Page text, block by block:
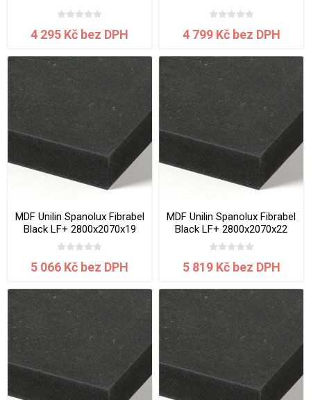
mm
4 295 Kč bez DPH
mm
4 799 Kč bez DPH
MDF Unilin Spanolux Fibrabel
Black LF+ 2800x2070x19
mm
5 066 Kč bez DPH
MDF Unilin Spanolux Fibrabel
Black LF+ 2800x2070x22
mm
5 819 Kč bez DPH